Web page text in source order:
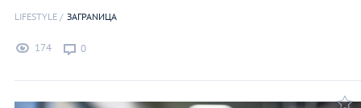
LIFESTYLE ЗАГРАNИЦА
174 0